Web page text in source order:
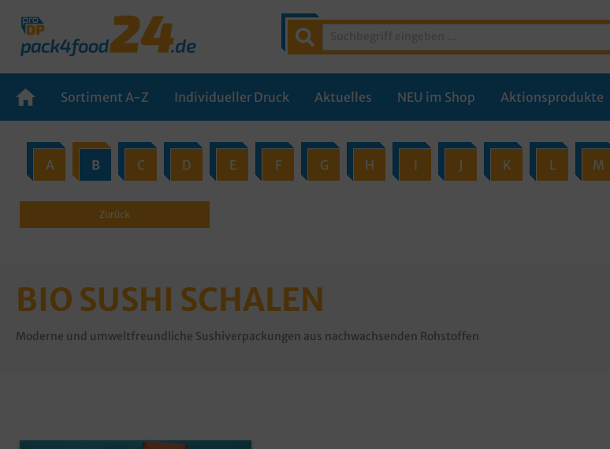
Sortiment A-Z Individueller Druck Aktuelles NEU im Shop Aktionsprodukte
A B C D E F G H I J K L M
Zurück
BIO SUSHI SCHALEN
Moderne und umweltfreundliche Sushiverpackungen aus nachwachsenden Rohstoffen